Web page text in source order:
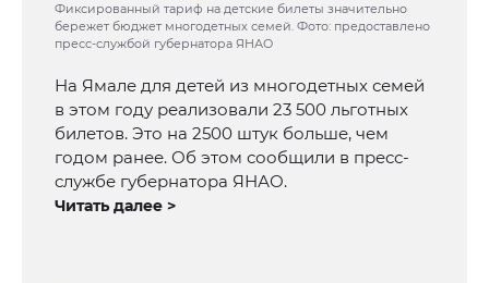
Фиксированный тариф на детские билеты значительно
бережет бюджет многодетных семей. Фото: предоставлено
пресс-службой губернатора ЯНАО
На Ямале для детей из многодетных семей
в этом году реализовали 23 500 льготных
билетов. Это на 2500 штук больше, чем
годом ранее. Об этом сообщили в пресс-
службе губернатора ЯНАО.
Читать далее >